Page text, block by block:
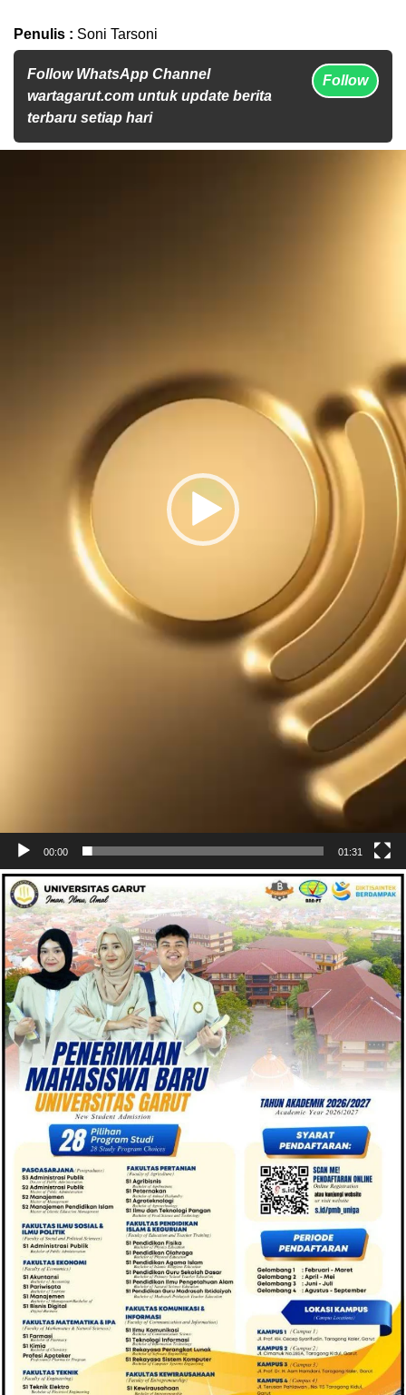
Penulis : Soni Tarsoni
Follow WhatsApp Channel
wartagarut.com untuk update berita
terbaru setiap hari
Follow
00:00 01:31